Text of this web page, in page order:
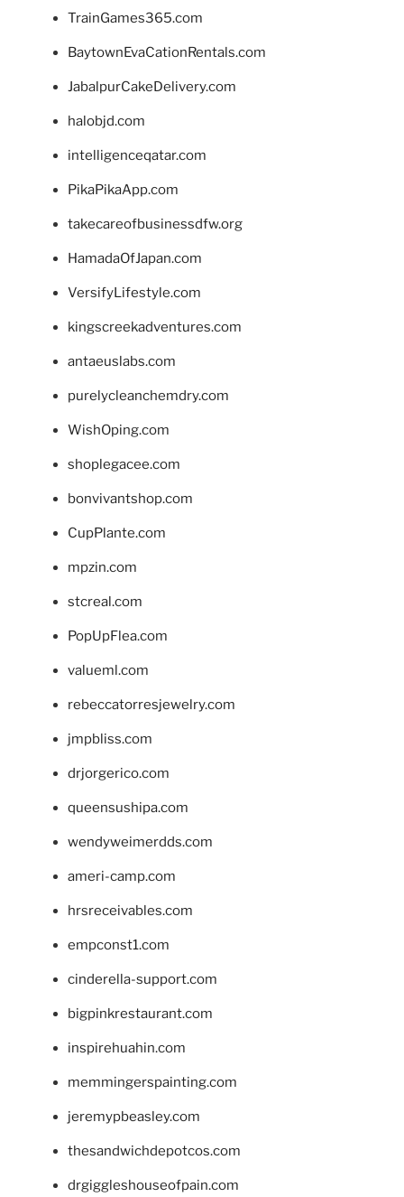
TrainGames365.com
BaytownEvaCationRentals.com
JabalpurCakeDelivery.com
halobjd.com
intelligenceqatar.com
PikaPikaApp.com
takecareofbusinessdfw.org
HamadaOfJapan.com
VersifyLifestyle.com
kingscreekadventures.com
antaeuslabs.com
purelycleanchemdry.com
WishOping.com
shoplegacee.com
bonvivantshop.com
CupPlante.com
mpzin.com
stcreal.com
PopUpFlea.com
valueml.com
rebeccatorresjewelry.com
jmpbliss.com
drjorgerico.com
queensushipa.com
wendyweimerdds.com
ameri-camp.com
hrsreceivables.com
empconst1.com
cinderella-support.com
bigpinkrestaurant.com
inspirehuahin.com
memmingerspainting.com
jeremypbeasley.com
thesandwichdepotcos.com
drgiggleshouseofpain.com